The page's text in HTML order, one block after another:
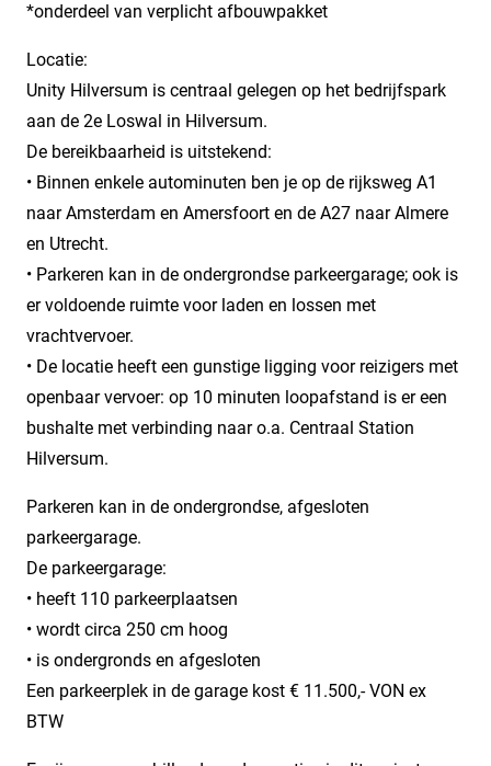
*onderdeel van verplicht afbouwpakket
Locatie:
Unity Hilversum is centraal gelegen op het bedrijfspark
aan de 2e Loswal in Hilversum.
De bereikbaarheid is uitstekend:
• Binnen enkele autominuten ben je op de rijksweg A1
naar Amsterdam en Amersfoort en de A27 naar Almere
en Utrecht.
• Parkeren kan in de ondergrondse parkeergarage; ook is
er voldoende ruimte voor laden en lossen met
vrachtvervoer.
• De locatie heeft een gunstige ligging voor reizigers met
openbaar vervoer: op 10 minuten loopafstand is er een
bushalte met verbinding naar o.a. Centraal Station
Hilversum.
Parkeren kan in de ondergrondse, afgesloten
parkeergarage.
De parkeergarage:
• heeft 110 parkeerplaatsen
• wordt circa 250 cm hoog
• is ondergronds en afgesloten
Een parkeerplek in de garage kost € 11.500,- VON ex
BTW